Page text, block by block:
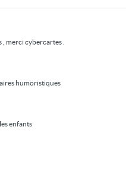
merci cybercartes .
humoristiques
enfants